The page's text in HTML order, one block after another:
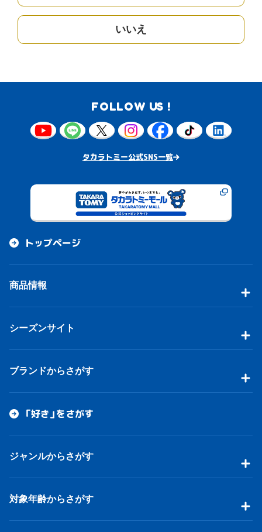
いいえ
FOLLOW US !
タカラトミー公式SNS一覧
トップページ
商品情報
シーズンサイト
ブランドからさがす
「好き」をさがす
ジャンルからさがす
対象年齢からさがす